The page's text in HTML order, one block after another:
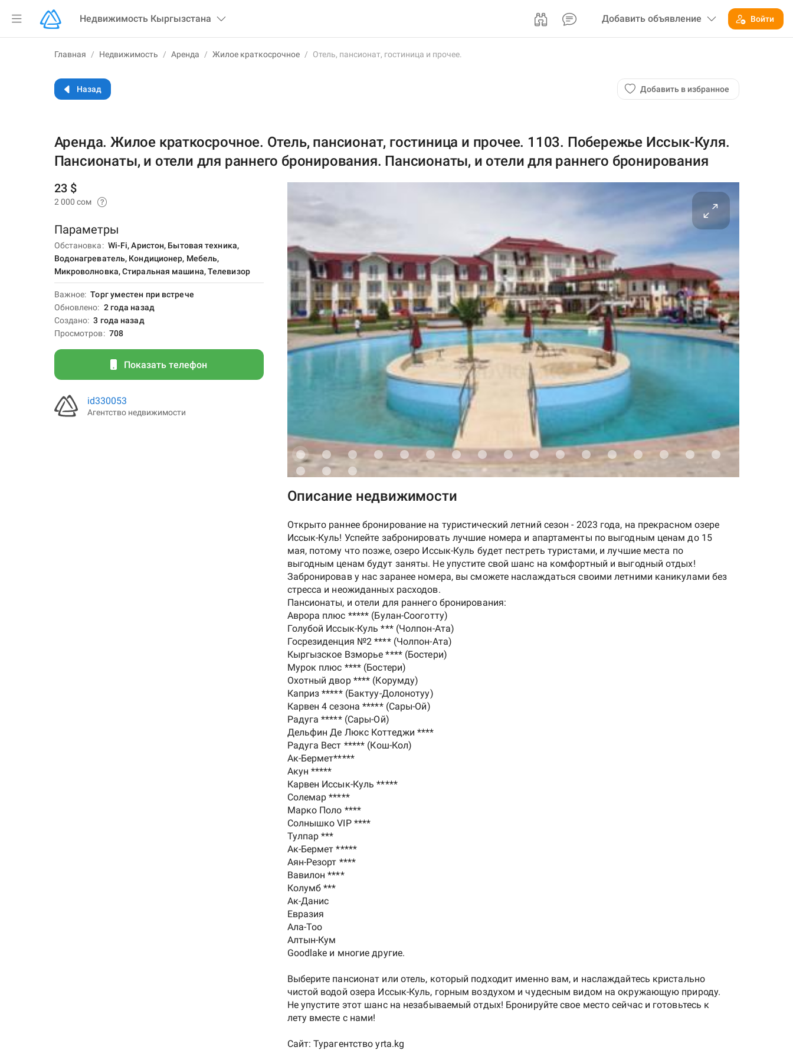
Недвижимость Кыргызстана Добавить объявление Войти
Главная / Недвижимость / Аренда / Жилое краткосрочное / Отель, пансионат, гостиница и прочее.
Назад Добавить в избранное
Аренда. Жилое краткосрочное. Отель, пансионат, гостиница и прочее. 1103. Побережье Иссык-Куля.
Пансионаты, и отели для раннего бронирования. Пансионаты, и отели для раннего бронирования
23 $
2 000 сом
Параметры
Обстановка
Wi-Fi, Аристон, Бытовая техника,
Водонагреватель, Кондиционер, Мебель,
Микроволновка, Стиральная машина, Телевизор
Важное
Торг уместен при встрече
Обновлено
2 года назад
Создано
3 года назад
Просмотров
708
Показать телефон
id330053
Агентство недвижимости
Описание недвижимости
Открыто раннее бронирование на туристический летний сезон - 2023 года, на прекрасном озере
Иссык-Куль! Успейте забронировать лучшие номера и апартаменты по выгодным ценам до 15
мая, потому что позже, озеро Иссык-Куль будет пестреть туристами, и лучшие места по
выгодным ценам будут заняты. Не упустите свой шанс на комфортный и выгодный отдых!
Забронировав у нас заранее номера, вы сможете наслаждаться своими летними каникулами без
стресса и неожиданных расходов.
Пансионаты, и отели для раннего бронирования:
Аврора плюс ***** (Булан-Сооготту)
Голубой Иссык-Куль *** (Чолпон-Ата)
Госрезиденция №2 **** (Чолпон-Ата)
Кыргызское Взморье **** (Бостери)
Мурок плюс **** (Бостери)
Охотный двор **** (Корумду)
Каприз ***** (Бактуу-Долонотуу)
Карвен 4 сезона ***** (Сары-Ой)
Радуга ***** (Сары-Ой)
Дельфин Де Люкс Коттеджи ****
Радуга Вест ***** (Кош-Кол)
Ак-Бермет*****
Акун *****
Карвен Иссык-Куль *****
Солемар *****
Марко Поло ****
Солнышко VIP ****
Тулпар ***
Ак-Бермет *****
Аян-Резорт ****
Вавилон ****
Колумб ***
Ак-Данис
Евразия
Ала-Тоо
Алтын-Кум
Goodlake и многие другие.
Выберите пансионат или отель, который подходит именно вам, и наслаждайтесь кристально
чистой водой озера Иссык-Куль, горным воздухом и чудесным видом на окружающую природу.
Не упустите этот шанс на незабываемый отдых! Бронируйте свое место сейчас и готовьтесь к
лету вместе с нами!